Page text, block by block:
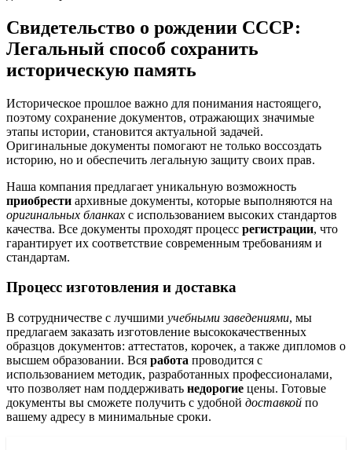
Свидетельство о рождении СССР:
Легальный способ сохранить
историческую память
Историческое прошлое важно для понимания настоящего,
поэтому сохранение документов, отражающих значимые
этапы истории, становится актуальной задачей.
Оригинальные документы помогают не только воссоздать
историю, но и обеспечить легальную защиту своих прав.
Наша компания предлагает уникальную возможность
приобрести архивные документы, которые выполняются на
оригинальных бланках с использованием высоких стандартов
качества. Все документы проходят процесс регистрации, что
гарантирует их соответствие современным требованиям и
стандартам.
Процесс изготовления и доставка
В сотрудничестве с лучшими учебными заведениями, мы
предлагаем заказать изготовление высококачественных
образцов документов: аттестатов, корочек, а также дипломов о
высшем образовании. Вся работа проводится с
использованием методик, разработанных профессионалами,
что позволяет нам поддерживать недорогие цены. Готовые
документы вы сможете получить с удобной доставкой по
вашему адресу в минимальные сроки.